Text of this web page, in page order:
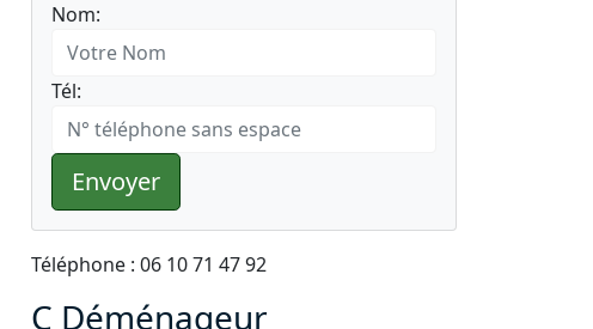
Nom:
Tél:
Envoyer
Téléphone : 06 10 71 47 92
C Déménageur